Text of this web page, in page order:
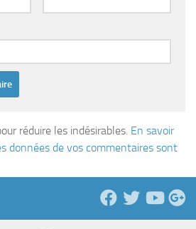
réduire les indésirables. En savoir
données de vos commentaires sont